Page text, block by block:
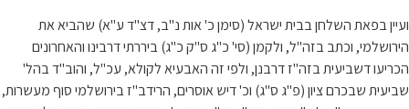
ועיין בפאת השלחן בבית ישראל (סימן כ' אות נ"ב, דצ"ד ע"א) שהביא את
הירושלמי, וכתב בזה"ל, ולקמן (סי' כ"ג ס"ק כ"ג) ביררתי דרבינו והאחרונים
הכריעו דשביעית בזה"ז דרבנן, ולפי זה האבעיא לקולא, עכ"ל, והוב"ד בהל'
שביעית שבכרם ציון (פ"ג ס"ג) וכ' דיש אוסרים, הרידב"ז בירושלמי סוף מעשרות,